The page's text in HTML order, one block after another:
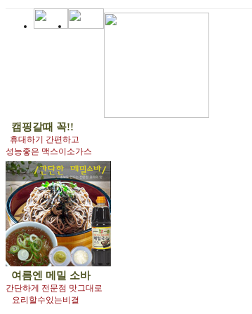
캠핑갈때 꼭!!
휴대하기 간편하고
성능좋은 맥스이소가스
여름엔 메밀 소바
간단하게 전문점 맛그대로
요리할수있는비결